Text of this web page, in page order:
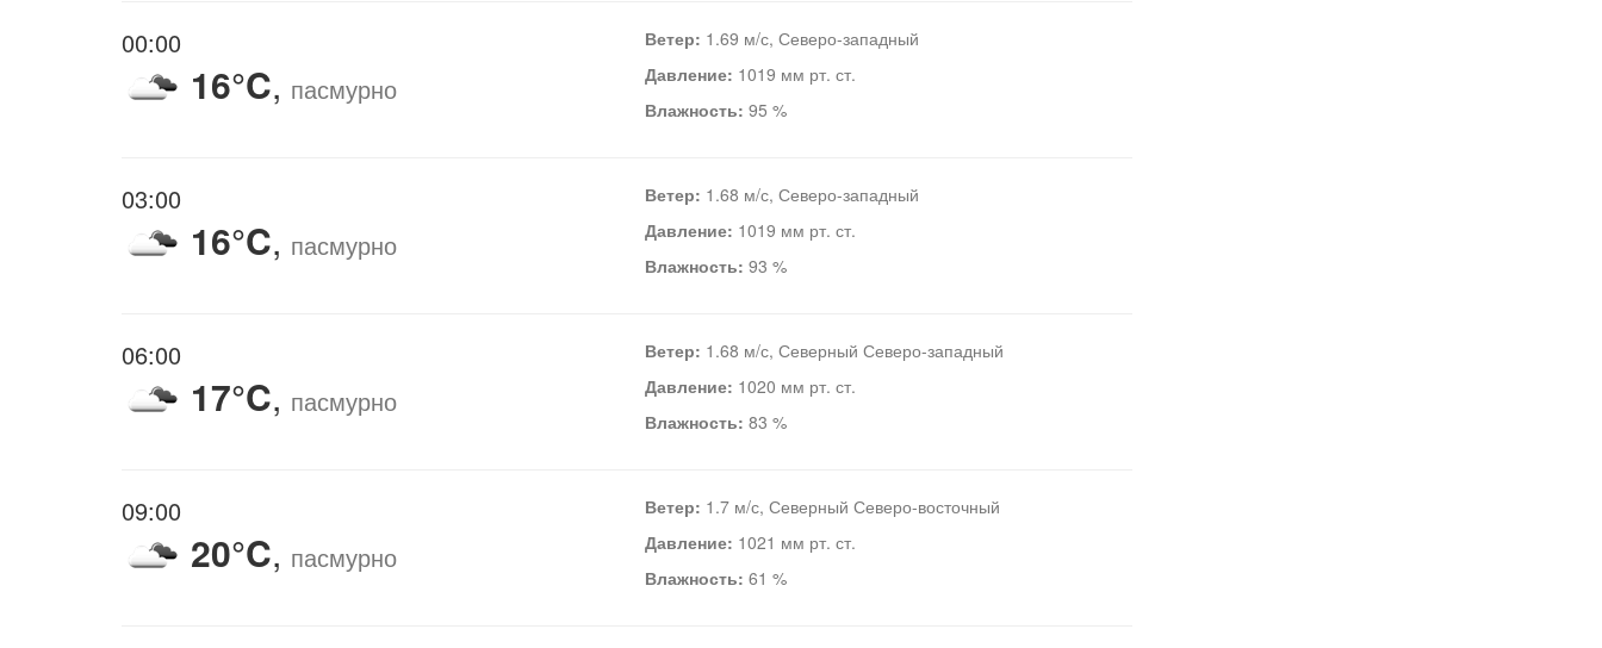
00:00
16°C, пасмурно
Ветер: 1.69 м/с, Северо-западный
Давление: 1019 мм рт. ст.
Влажность: 95 %
03:00
16°C, пасмурно
Ветер: 1.68 м/с, Северо-западный
Давление: 1019 мм рт. ст.
Влажность: 93 %
06:00
17°C, пасмурно
Ветер: 1.68 м/с, Северный Северо-западный
Давление: 1020 мм рт. ст.
Влажность: 83 %
09:00
20°C, пасмурно
Ветер: 1.7 м/с, Северный Северо-восточный
Давление: 1021 мм рт. ст.
Влажность: 61 %